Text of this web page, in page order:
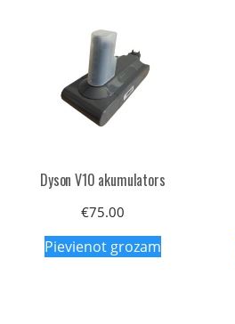
high
Dyson V10 akumulators
€75.00
Pievienot grozam